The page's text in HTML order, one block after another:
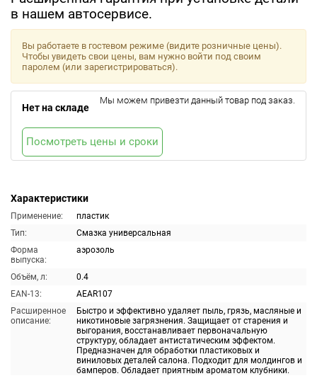
в нашем автосервисе.
Характеристики
Применение:
пластик
Тип:
Смазка универсальная
Форма
выпуска:
аэрозоль
Объём, л:
0.4
EAN-13:
AEAR107
Расширенное
описание:
Быстро и эффективно удаляет пыль, грязь, масляные и
никотиновые загрязнения. Защищает от старения и
выгорания, восстанавливает первоначальную
структуру, обладает антистатическим эффектом.
Предназначен для обработки пластиковых и
виниловых деталей салона. Подходит для молдингов и
бамперов. Обладает приятным ароматом клубники.
Вы работаете в гостевом режиме (видите розничные цены).
Чтобы увидеть свои цены, вам нужно войти под своим
паролем (или зарегистрироваться).
Нет на складе
Мы можем привезти данный товар под заказ.
Посмотреть цены и сроки